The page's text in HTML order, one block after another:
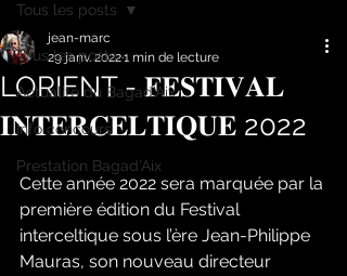
Tous les posts
Actualité du Bagad'Aix
Info concours
Prestation Bagad'Aix
Tous les posts
LORIENT - 𝐅𝐄𝐒𝐓𝐈𝐕𝐀𝐋
𝐈𝐍𝐓𝐄𝐑𝐂𝐄𝐋𝐓𝐈𝐐𝐔𝐄 2022
jean-marc
29 janv. 20221 min de lecture
Cette année 2022 sera marquée par la
première édition du Festival
interceltique sous l’ère Jean-Philippe
Mauras, son nouveau directeur